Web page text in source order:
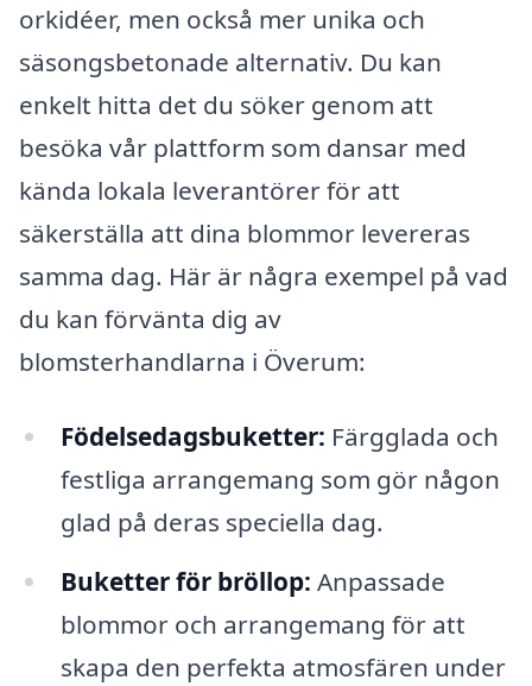
orkidéer, men också mer unika och
säsongsbetonade alternativ. Du kan
enkelt hitta det du söker genom att
besöka vår plattform som dansar med
kända lokala leverantörer för att
säkerställa att dina blommor levereras
samma dag. Här är några exempel på vad
du kan förvänta dig av
blomsterhandlarna i Överum:
Födelsedagsbuketter: Färgglada och
festliga arrangemang som gör någon
glad på deras speciella dag.
Buketter för bröllop: Anpassade
blommor och arrangemang för att
skapa den perfekta atmosfären under